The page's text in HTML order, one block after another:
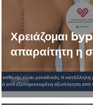
Χρειάζομαι
απαραίτητη η